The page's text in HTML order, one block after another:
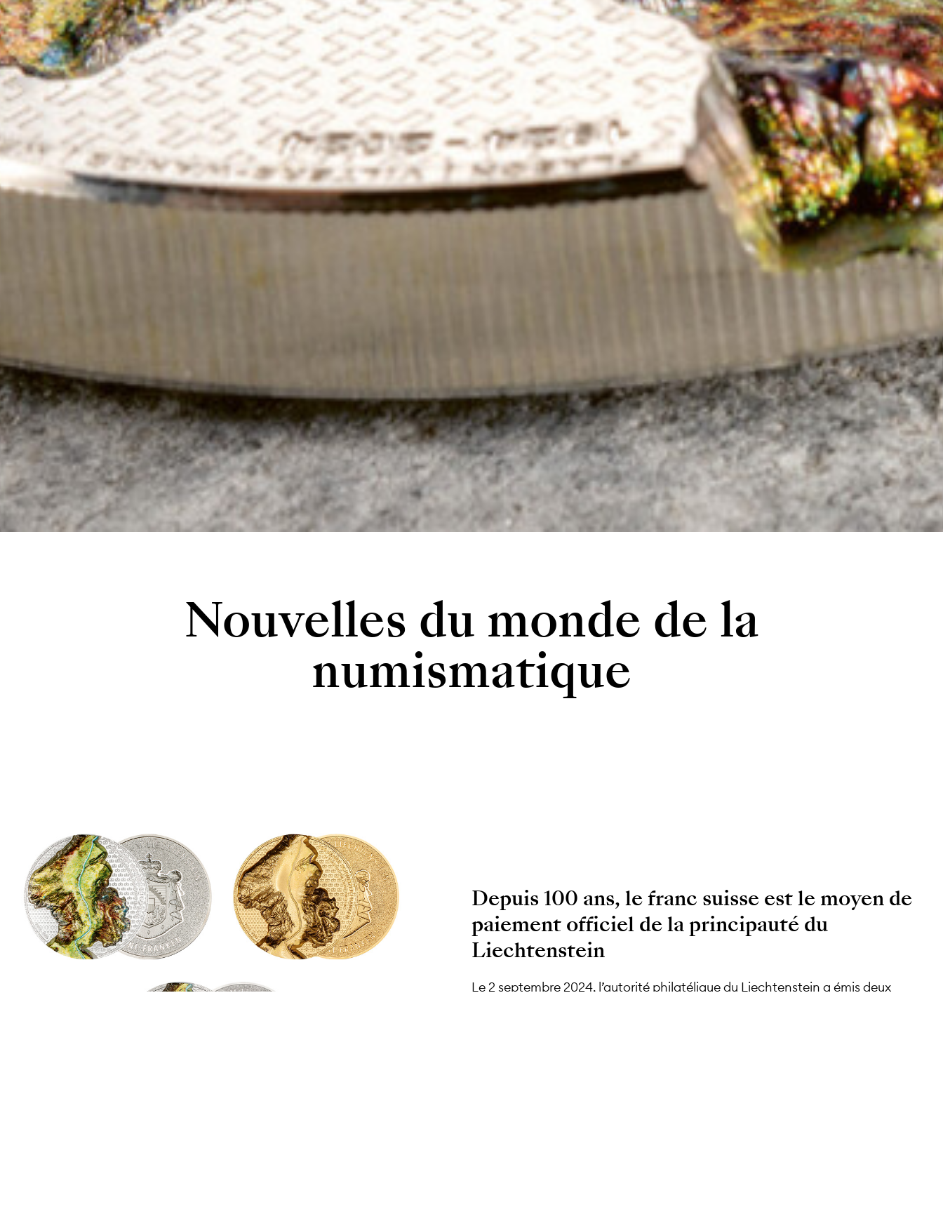
Nouvelles du monde de la
numismatique
Depuis 100 ans, le franc suisse est le moyen de
paiement officiel de la principauté du
Liechtenstein
Le 2 septembre 2024, l’autorité philatélique du Liechtenstein a émis deux